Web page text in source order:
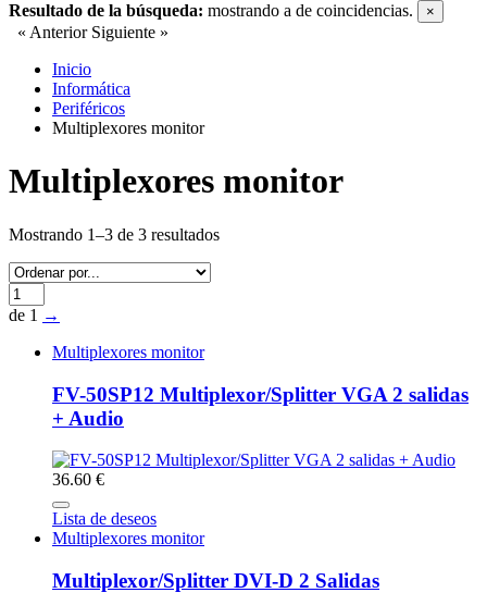
Resultado de la búsqueda: mostrando a de coincidencias. ×
« Anterior Siguiente »
Inicio
Informática
Periféricos
Multiplexores monitor
Multiplexores monitor
Mostrando 1–3 de 3 resultados
de 1 →
Multiplexores monitor
FV-50SP12 Multiplexor/Splitter VGA 2 salidas
+ Audio
36.60 €
Lista de deseos
Multiplexores monitor
Multiplexor/Splitter DVI-D 2 Salidas